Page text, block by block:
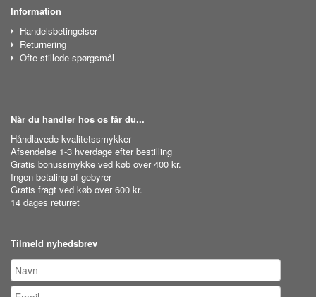
Information
Handelsbetingelser
Returnering
Ofte stillede spørgsmål
Når du handler hos os får du...
Håndlavede kvalitetssmykker
Afsendelse 1-3 hverdage efter bestilling
Gratis bonussmykke ved køb over 400 kr.
Ingen betaling af gebyrer
Gratis fragt ved køb over 600 kr.
14 dages returret
Tilmeld nyhedsbrev